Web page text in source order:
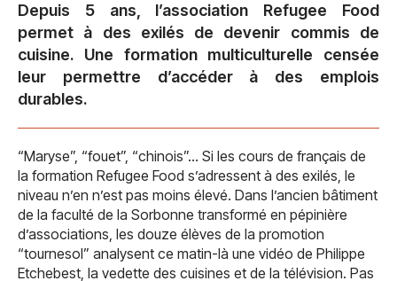
Depuis 5 ans, l’association Refugee Food
permet à des exilés de devenir commis de
cuisine. Une formation multiculturelle censée
leur permettre d’accéder à des emplois
durables.
“Maryse”, “fouet”, “chinois”… Si les cours de français de
la formation Refugee Food s’adressent à des exilés, le
niveau n’en n’est pas moins élevé. Dans l’ancien bâtiment
de la faculté de la Sorbonne transformé en pépinière
d’associations, les douze élèves de la promotion
“tournesol” analysent ce matin-là une vidéo de Philippe
Etchebest, la vedette des cuisines et de la télévision. Pas